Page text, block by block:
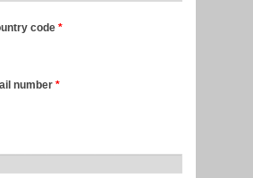
code *
number *